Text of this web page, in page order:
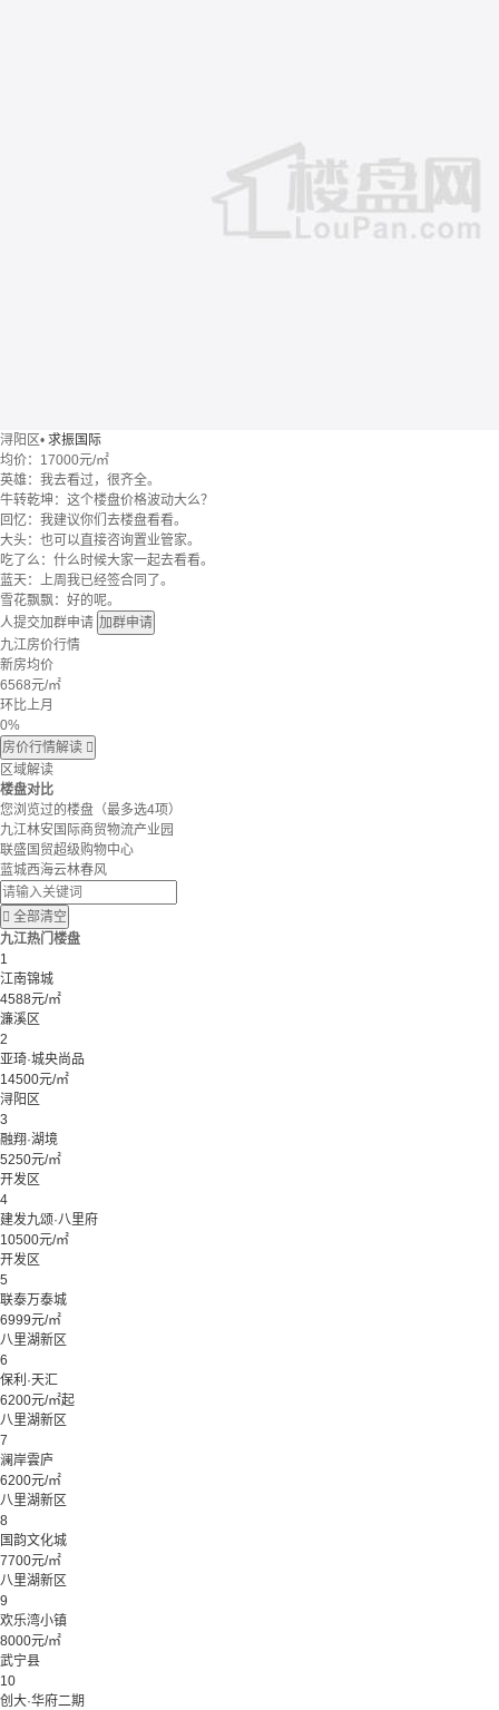
浔阳区• 求振国际
均价： 17000元/㎡
英雄：我去看过，很齐全。
牛转乾坤：这个楼盘价格波动大么？
回忆：我建议你们去楼盘看看。
大头：也可以直接咨询置业管家。
吃了么：什么时候大家一起去看看。
蓝天：上周我已经签合同了。
雪花飘飘：好的呢。
人提交加群申请 加群申请
九江房价行情
新房均价
6568元/㎡
环比上月
0%
房价行情解读 
区域解读
楼盘对比
您浏览过的楼盘 （最多选4项）
九江林安国际商贸物流产业园
联盛国贸超级购物中心
蓝城西海云林春风
 全部清空
九江热门楼盘
1
江南锦城
4588元/㎡
濂溪区
2
亚琦·城央尚品
14500元/㎡
浔阳区
3
融翔·湖境
5250元/㎡
开发区
4
建发九颂·八里府
10500元/㎡
开发区
5
联泰万泰城
6999元/㎡
八里湖新区
6
保利·天汇
6200元/㎡起
八里湖新区
7
澜岸雲庐
6200元/㎡
八里湖新区
8
国韵文化城
7700元/㎡
八里湖新区
9
欢乐湾小镇
8000元/㎡
武宁县
10
创大·华府二期